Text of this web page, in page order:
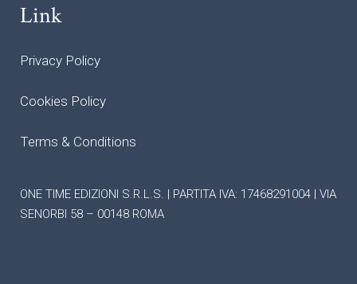
Link
Privacy Policy
Cookies Policy
Terms & Conditions
ONE TIME EDIZIONI S.R.L.S. | PARTITA IVA: 17468291004 | VIA
SENORBI 58 – 00148 ROMA